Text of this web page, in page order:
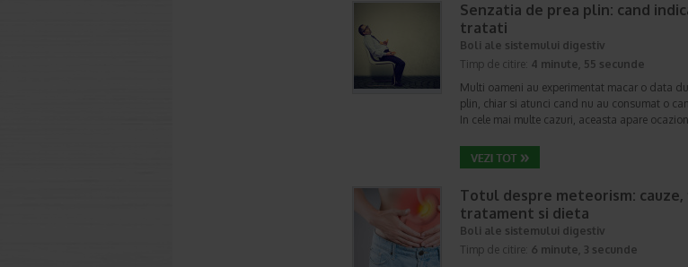
Senzatia de prea plin: cand
tratati
Boli ale sistemului digestiv
Timp de citire: 4 minute, 55 secunde
Multi oameni au experimentat macar o data
plin, chiar si atunci cand nu au consumat o
In cele mai multe cazuri, aceasta apare
Totul despre meteorism:
tratament si dieta
Boli ale sistemului digestiv
Timp de citire: 6 minute, 3 secunde